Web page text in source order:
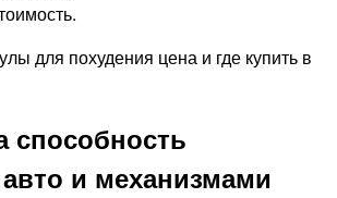
способность
и механизмами